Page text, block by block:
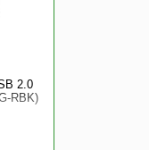
2.0
RBK)